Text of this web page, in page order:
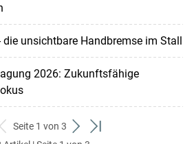
die unsichtbare Handbremse im Stall
2026: Zukunftsfähige
zurück
Seite 1 von 3
weiterzum